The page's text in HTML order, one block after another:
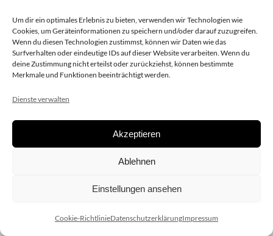
Um dir ein optimales Erlebnis zu bieten, verwenden wir Technologien wie
Cookies, um Geräteinformationen zu speichern und/oder darauf zuzugreifen.
Wenn du diesen Technologien zustimmst, können wir Daten wie das
Surfverhalten oder eindeutige IDs auf dieser Website verarbeiten. Wenn du
deine Zustimmung nicht erteilst oder zurückziehst, können bestimmte
Merkmale und Funktionen beeinträchtigt werden.
Dienste verwalten
Akzeptieren
Ablehnen
Einstellungen ansehen
Cookie-RichtlinieDatenschutzerklärungImpressum
Copyright 2020 dieSCHAUsteller.at |Datenschützerklärung|
| Design:www.ARGEntur.at